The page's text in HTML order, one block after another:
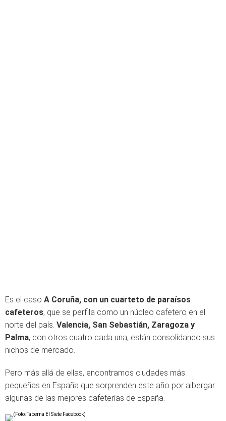
Es el caso A Coruña, con un cuarteto de paraísos
cafeteros, que se perfila como un núcleo cafetero en el
norte del país. Valencia, San Sebastián, Zaragoza y
Palma, con otros cuatro cada una, están consolidando sus
nichos de mercado.
Pero más allá de ellas, encontramos ciudades más
pequeñas en España que sorprenden este año por albergar
algunas de las mejores cafeterías de España.